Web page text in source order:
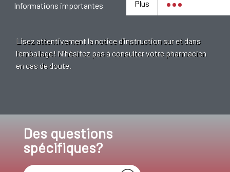
Plus
Informations importantes
Lisez attentivement la notice d’instruction sur et dans
l'emballage! N'hésitez pas à consulter votre pharmacien
en cas de doute.
Des questions
spécifiques?